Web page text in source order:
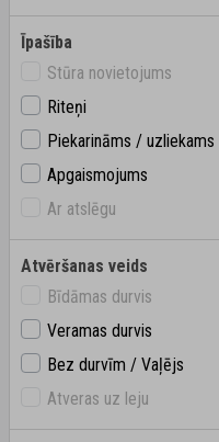
Īpašība
Stūra novietojums
Riteņi
Piekarināms / uzliekams
Apgaismojums
Ar atslēgu
Atvēršanas veids
Bīdāmas durvis
Veramas durvis
Bez durvīm / Vaļējs
Atveras uz leju